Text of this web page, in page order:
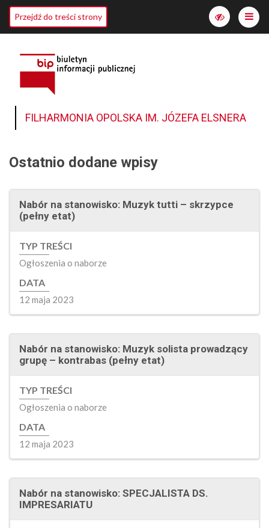
Przejdź do treści strony
Włącz
wersję
FILHARMONIA OPOLSKA IM. JÓZEFA ELSNERA
Ostatnio dodane wpisy
Nabór na stanowisko: Muzyk tutti – skrzypce
(pełny etat)
TYP TREŚCI
Ogłoszenia o naborze
DATA
12 maja 2023
Nabór na stanowisko: Muzyk solista prowadzący
grupę – kontrabas (pełny etat)
TYP TREŚCI
Ogłoszenia o naborze
DATA
12 maja 2023
Nabór na stanowisko: SPECJALISTA DS.
IMPRESARIATU